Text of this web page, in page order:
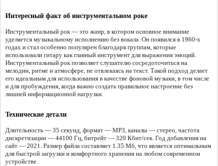
Интересный факт об инструментальном роке
Инструментальный рок — это жанр, в котором основное внимание
уделяется музыкальному исполнению без вокала. Он появился в 1960-х
годах и стал особенно популярен благодаря группам, которые
использовали гитару как главный инструмент для выражения эмоций.
Инструментальный рок позволяет слушателю сосредоточиться на
мелодии, ритме и атмосфере, не отвлекаясь на текст. Такой подход делает
его идеальным для использования в качестве фоновой музыки, в том числе
и для пробуждения, когда важно создать правильное настроение без
лишней информационной нагрузки.
Технические детали
Длительность — 35 секунд, формат — MP3, каналы — стерео, частота
дискретизации — 44100 Гц, битрейт — 320 Кбит/сек. Год добавления на
сайт — 2021. Размер файла составляет 1.35 Мб, что является оптимальным
для быстрой загрузки и комфортного хранения на любом современном
устройстве.